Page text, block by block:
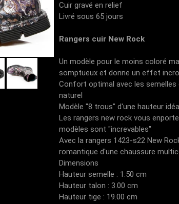
Cuir gravé en relief
Livré sous 65 jours
Rangers cuir New Rock
Un modèle pour le moins coloré
somptueux et donne un effet
Confort optimal avec les
naturel
Modèle "8 trous" d'une hauteur
Les rangers new rock vous
modèles sont "increvables"
Avec la rangers 1423-s22 New
romantique d'une chaussure
Dimensions
Hauteur semelle : 1.50 cm
Hauteur talon : 3.00 cm
Hauteur tige : 19.00 cm